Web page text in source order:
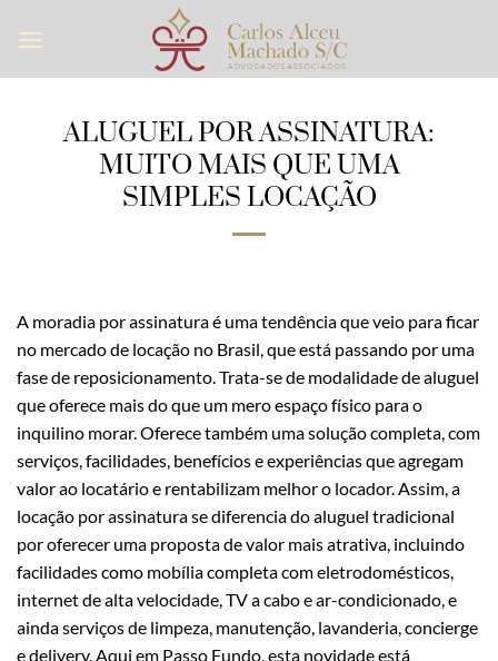
ALUGUEL POR ASSINATURA:
MUITO MAIS QUE UMA
SIMPLES LOCAÇÃO
A moradia por assinatura é uma tendência que veio para ficar
no mercado de locação no Brasil, que está passando por uma
fase de reposicionamento. Trata-se de modalidade de aluguel
que oferece mais do que um mero espaço físico para o
inquilino morar. Oferece também uma solução completa, com
serviços, facilidades, benefícios e experiências que agregam
valor ao locatário e rentabilizam melhor o locador. Assim, a
locação por assinatura se diferencia do aluguel tradicional
por oferecer uma proposta de valor mais atrativa, incluindo
facilidades como mobília completa com eletrodomésticos,
internet de alta velocidade, TV a cabo e ar-condicionado, e
ainda serviços de limpeza, manutenção, lavanderia, concierge
e delivery. Aqui em Passo Fundo, esta novidade está